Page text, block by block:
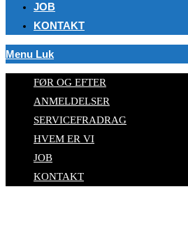
JOB
KONTAKT
Menu Luk
FØR OG EFTER
ANMELDELSER
SERVICEFRADRAG
HVEM ER VI
JOB
KONTAKT